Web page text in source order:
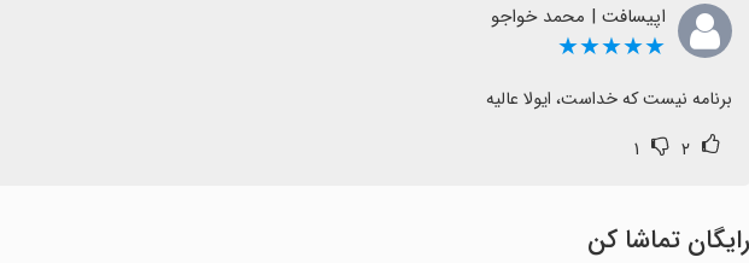
اپیسافت | محمد خواجو
★★★★★
برنامه نیست که خداست، ایولا عالیه
۲ ۱
رایگان تماشا کن